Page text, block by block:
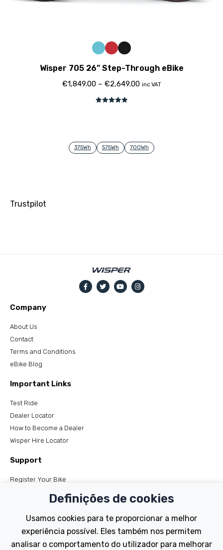
Wisper 705 26” Step-Through eBike
€1,849.00– €2,649.00 inc VAT
375Wh 575Wh 700Wh
Trustpilot
Company
About Us
Contact
Terms and Conditions
eBike Blog
Important Links
Test Ride
Dealer Locator
How to Become a Dealer
Wisper Hire Locator
Support
Register Your Bike
Tutorials
Electric Bikes
Definições de cookies
Usamos cookies para te proporcionar a melhor
experiência possível. Eles também nos permitem
analisar o comportamento do utilizador para melhorar